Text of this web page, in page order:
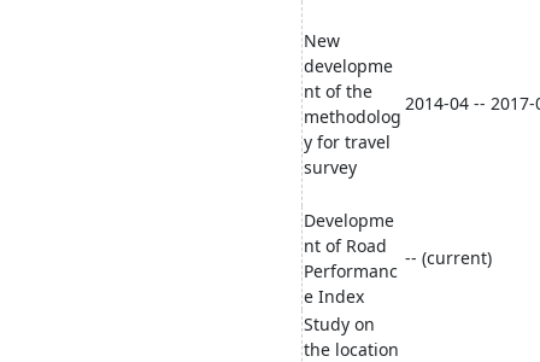
New
developme
nt of the
methodolog
y for travel
survey
2014-04 -- 2017-
Developme
nt of Road
Performanc
e Index
-- (current)
Study on
the location